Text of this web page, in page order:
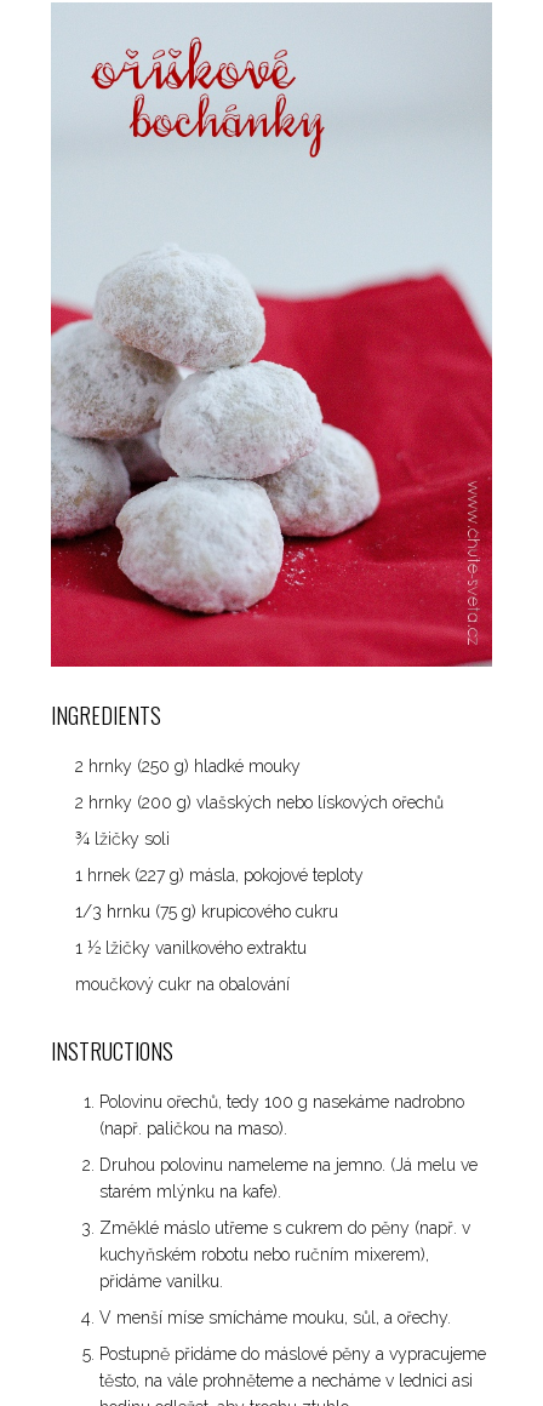
INGREDIENTS
2 hrnky (250 g) hladké mouky
2 hrnky (200 g) vlašských nebo lískových ořechů
¾ lžičky soli
1 hrnek (227 g) másla, pokojové teploty
1/3 hrnku (75 g) krupicového cukru
1 ½ lžičky vanilkového extraktu
moučkový cukr na obalování
INSTRUCTIONS
Polovinu ořechů, tedy 100 g nasekáme nadrobno
(např. paličkou na maso).
Druhou polovinu nameleme na jemno. (Já melu ve
starém mlýnku na kafe).
Změklé máslo utřeme s cukrem do pěny (např. v
kuchyňském robotu nebo ručním mixerem),
přidáme vanilku.
V menší míse smícháme mouku, sůl, a ořechy.
Postupně přidáme do máslové pěny a vypracujeme
těsto, na vále prohněteme a necháme v lednici asi